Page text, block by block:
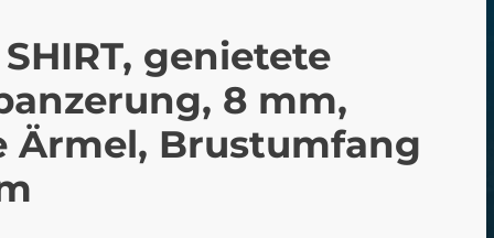
SHIRT, genietete
8 mm,
Ärmel, Brustumfang